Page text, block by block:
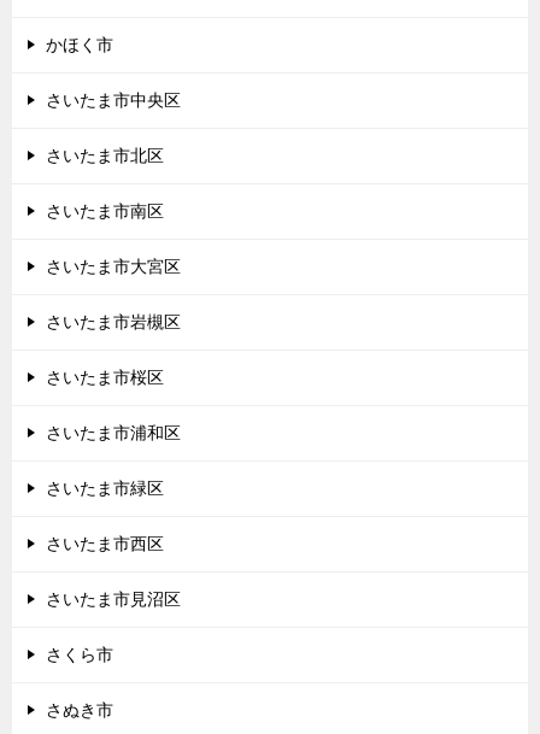
かほく市
さいたま市中央区
さいたま市北区
さいたま市南区
さいたま市大宮区
さいたま市岩槻区
さいたま市桜区
さいたま市浦和区
さいたま市緑区
さいたま市西区
さいたま市見沼区
さくら市
さぬき市